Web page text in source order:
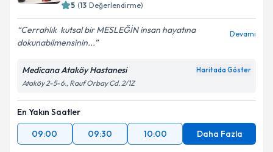
5 (13 Değerlendirme)
Cerrahlık ️ kutsal bir MESLEĞİN insan hayatına
dokunabilmensinin...
Devamı
Medicana Ataköy Hastanesi Haritada Göster
Ataköy 2-5-6., Rauf Orbay Cd. 2/1Z
En Yakın Saatler
09:00
09:30 10:00 Daha Fazla